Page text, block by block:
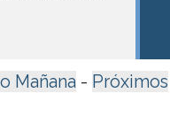
Mañana - Próximos